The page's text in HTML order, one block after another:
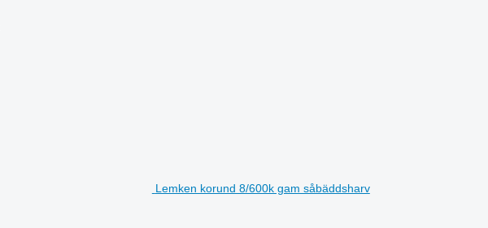
Lemken korund 8/600k gam såbäddsharv